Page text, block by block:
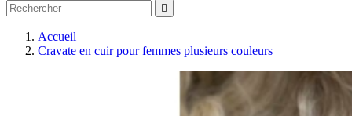

Accueil
Cravate en cuir pour femmes plusieurs couleurs